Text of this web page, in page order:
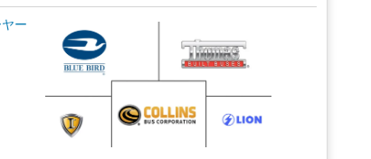
ー
Intelligence。再利用にはCC BY 4.0の表示が必要です。